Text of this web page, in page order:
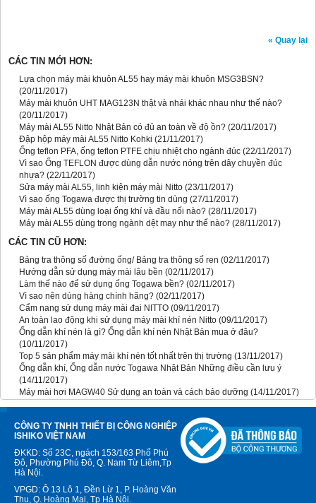
« Quay lại
CÁC TIN MỚI HƠN:
Lựa chọn máy mài khuôn AL55 hay máy mài khuôn MSG3BSN?
(20/11/2017)
Máy mài khuôn UHT MAG123N thật và nhái khác nhau như thế nào?
(20/11/2017)
Máy mài AL55 Nitto Nhật Bản có đủ an toàn về độ ồn? (20/11/2017)
Đập hộp máy mài AL55 Nitto Kohki (21/11/2017)
Ống teflon PFA, ống teflon PTFE chịu nhiệt cho ngành đúc (22/11/2017)
Vì sao Ống TEFLON được dùng dẫn nước nóng trên dây chuyền đúc
nhựa? (22/11/2017)
Sửa máy mài AL55, linh kiện máy mài Nitto (23/11/2017)
Vì sao ống Togawa được thị trường tin dùng (27/11/2017)
Máy mài AL55 dùng loại ống khí và đầu nối nào? (28/11/2017)
Máy mài AL55 dùng trong ngành dệt may như thế nào? (28/11/2017)
CÁC TIN CŨ HƠN:
Bảng tra thông số đường ống/ Bảng tra thông số ren (02/11/2017)
Hướng dẫn sử dụng máy mài lâu bền (02/11/2017)
Làm thế nào để sử dụng ống Togawa bền? (02/11/2017)
Vì sao nên dùng hàng chính hãng? (02/11/2017)
Cẩm nang sử dụng máy mài đai NITTO (09/11/2017)
An toàn lao động khi sử dụng máy mài khí nén Nitto (09/11/2017)
Ống dẫn khí nén là gì? Ống dẫn khí nén Nhật Bản mua ở đâu?
(10/11/2017)
Top 5 sản phẩm máy mài khí nén tốt nhất trên thị trường (13/11/2017)
Ống dẫn khí, Ống dẫn nước Togawa Nhật Bản Những điều cần lưu ý
(14/11/2017)
Máy mài hơi MAGW40 Sử dụng an toàn và cách bảo dưỡng (14/11/2017)
CÔNG TY TNHH THIẾT BỊ CÔNG NGHIỆP
ISHIKO VIỆT NAM
ĐKKD: Số 23C, ngách 153/163 Phố Phú
Đô, Phường Phú Đô, Q. Nam Từ Liêm,Tp
Hà Nội.
VPGD: Ô 13 Lô 1, Đền Lừ 1, P. Hoàng Văn
Thụ, Q. Hoàng Mai, Tp Hà Nội.